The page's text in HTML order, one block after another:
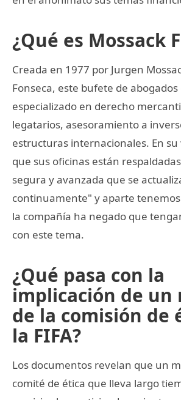
¿Qué es Mossack
Creada en 1977 por Jurgen
Fonseca, este bufete de
especializado en derecho
legatarios, asesoramiento a
estructuras internacionales. En
que sus oficinas están
segura y avanzada que se
continuamente" y aparte
la compañía ha negado que
con este tema.
¿Qué pasa con la
implicación de un
de la comisión de
la FIFA?
Los documentos revelan que un
comité de ética que lleva largo